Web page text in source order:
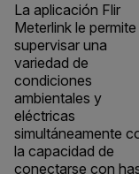
La aplicación Flir
Meterlink le permite
supervisar una
variedad de
condiciones
ambientales y
eléctricas
simultáneamente
la capacidad de
conectarse con